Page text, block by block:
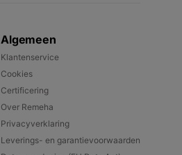
Algemeen
Klantenservice
Cookies
Certificering
Over Remeha
Privacyverklaring
Leverings- en garantievoorwaarden